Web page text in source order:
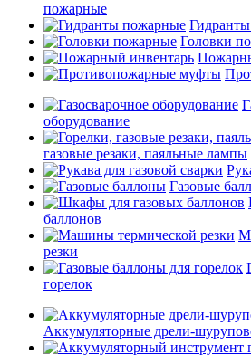
пожарные
Головки
оборудование
газовые резаки, паяльные лампы
Газовые
баллонов
резки
горелок
Аккумуляторные дрели-